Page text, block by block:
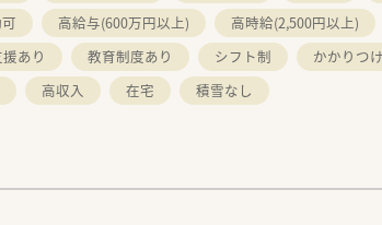
高給与(600万円以上) 高時給(2,500円以上)
あり 教育制度あり シフト制 かかりつ
高収入 在宅 積雪なし